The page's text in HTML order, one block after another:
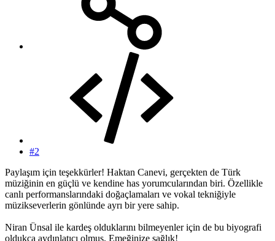
#2
Paylaşım için teşekkürler! Haktan Canevi, gerçekten de Türk
müziğinin en güçlü ve kendine has yorumcularından biri. Özellikle
canlı performanslarındaki doğaçlamaları ve vokal tekniğiyle
müzikseverlerin gönlünde ayrı bir yere sahip.
Niran Ünsal ile kardeş olduklarını bilmeyenler için de bu biyografi
oldukça aydınlatıcı olmuş. Emeğinize sağlık!